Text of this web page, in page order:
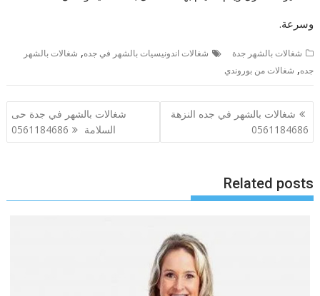
وسرعة.
شغالات بالشهر جدة شغالات اندونيسيات بالشهر في جده, شغالات بالشهر
جده, شغالات من بوروندي
تصفّح
المقالات
شغالات بالشهر في جده النزهة
0561184686
شغالات بالشهر في جدة حى
السلامة 0561184686
Related posts